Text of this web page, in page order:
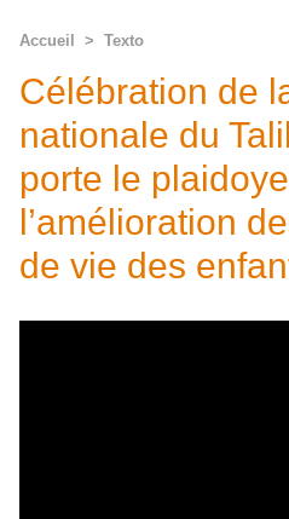
Accueil > Texto
Célébration de
nationale du
porte le
l’amélioration
de vie des